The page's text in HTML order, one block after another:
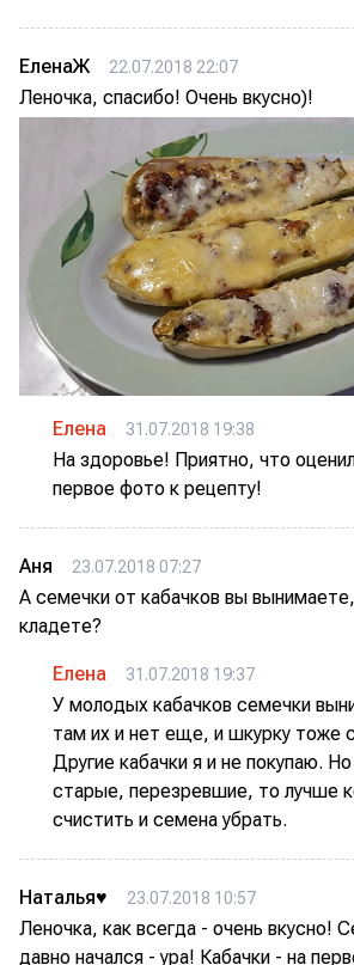
ЕленаЖ 22.07.2018 22:07
Леночка, спасибо! Очень вкусно)!
Елена 31.07.2018 19:38
На здоровье! Приятно, что
первое фото к рецепту!
Аня 23.07.2018 07:27
А семечки от кабачков вы
кладете?
Елена 31.07.2018 19:37
У молодых кабачков семечки
там их и нет еще, и шкурку тоже
Другие кабачки я и не покупаю.
старые, перезревшие, то лучше
счистить и семена убрать.
Наталья♥ 23.07.2018 10:57
Леночка, как всегда - очень вкусно!
давно начался - ура! Кабачки - на